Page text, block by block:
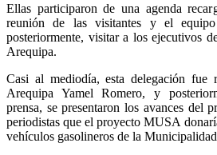
Ellas participaron de una agenda
reunión de las visitantes y el
posteriormente, visitar a los ejecutivos
Arequipa.
Casi al mediodía, esta delegación fue
Arequipa Yamel Romero, y
prensa, se presentaron los avances del
periodistas que el proyecto MUSA
vehículos gasolineros de la